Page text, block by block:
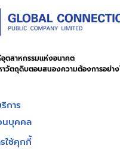
ตสาหกรรมแห่งอนาคต
าวัตถุดิบตอบสนองความต้องการอย่าง
การ
นบุคคล
ใช้คุกกี้